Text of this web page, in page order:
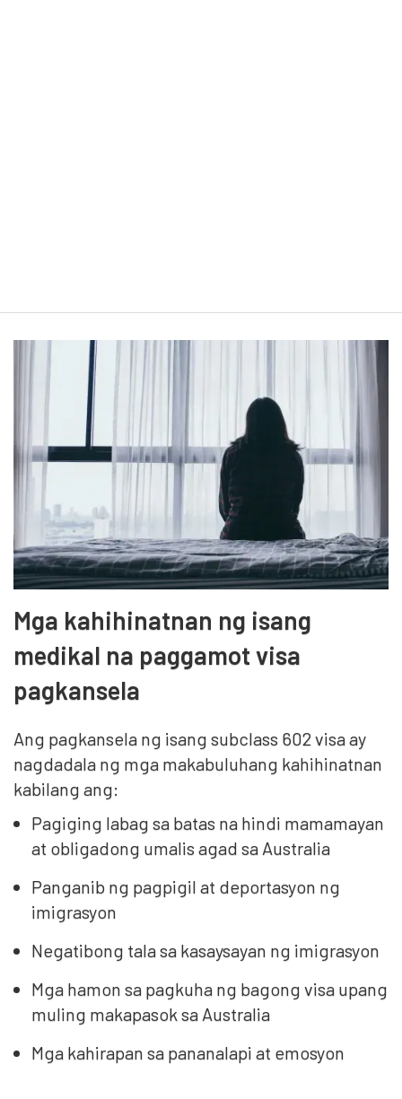
Mga kahihinatnan ng isang
medikal na paggamot visa
pagkansela
Ang pagkansela ng isang subclass 602 visa ay
nagdadala ng mga makabuluhang kahihinatnan
kabilang ang:
Pagiging labag sa batas na hindi mamamayan
at obligadong umalis agad sa Australia
Panganib ng pagpigil at deportasyon ng
imigrasyon
Negatibong tala sa kasaysayan ng imigrasyon
Mga hamon sa pagkuha ng bagong visa upang
muling makapasok sa Australia
Mga kahirapan sa pananalapi at emosyon